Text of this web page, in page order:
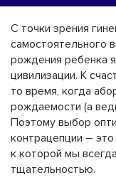
С точки зрения
самостоятельного
рождения ребенка
цивилизации. К
то время, когда
рождаемости (а
Поэтому выбор
контрацепции –
к которой мы
тщательностью.